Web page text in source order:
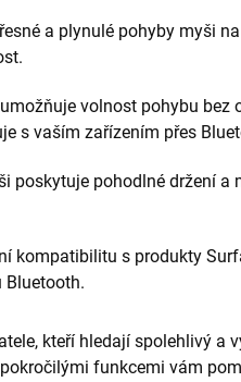
a plynulé pohyby myši
volnost pohybu bez
s vaším zařízením přes
poskytuje pohodlné držení a
kompatibilitu s produkty
Bluetooth.
kteří hledají spolehlivý a
funkcemi vám